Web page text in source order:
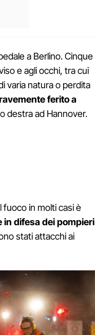
a Berlino. Cinque
e agli occhi, tra cui
varia natura o perdita
ferito a
destra ad Hannover.
fuoco in molti casi è
in difesa dei pompieri
stati attacchi ai